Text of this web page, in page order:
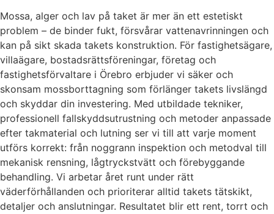
Mossa, alger och lav på taket är mer än ett estetiskt
problem – de binder fukt, försvårar vattenavrinningen och
kan på sikt skada takets konstruktion. För fastighetsägare,
villaägare, bostadsrättsföreningar, företag och
fastighetsförvaltare i Örebro erbjuder vi säker och
skonsam mossborttagning som förlänger takets livslängd
och skyddar din investering. Med utbildade tekniker,
professionell fallskyddsutrustning och metoder anpassade
efter takmaterial och lutning ser vi till att varje moment
utförs korrekt: från noggrann inspektion och metodval till
mekanisk rensning, lågtryckstvätt och förebyggande
behandling. Vi arbetar året runt under rätt
väderförhållanden och prioriterar alltid takets tätskikt,
detaljer och anslutningar. Resultatet blir ett rent, torrt och